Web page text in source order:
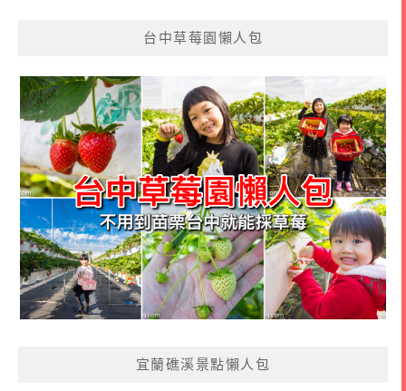
台中草莓園懶人包
宜蘭礁溪景點懶人包